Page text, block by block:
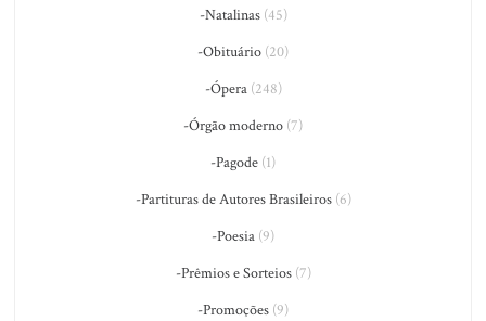
-Natalinas(45)
-Obituário (20)
-Ópera(248)
-Órgão moderno (7)
-Pagode (1)
-Partituras de Autores Brasileiros(6)
-Poesia (9)
-Prêmios e Sorteios(7)
-Promoções (9)